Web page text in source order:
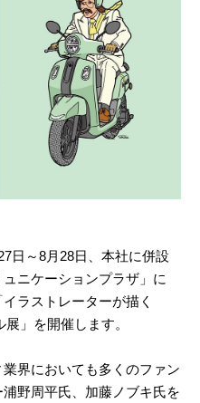
日～8月28日、本社に併設
ニケーションプラザ」に
ラストレーターが描く
」を開催します。
界においても多くのファン
野周平氏、加藤ノブキ氏を